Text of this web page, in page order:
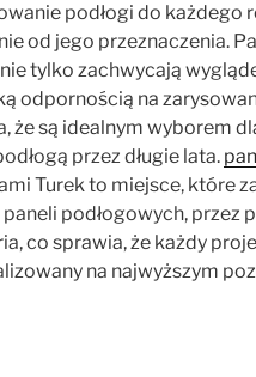
podłogi do każdego
od jego przeznaczenia.
tylko zachwycają
odpornością na
że są idealnym wyborem
przez długie lata.
Turek to miejsce, które
podłogowych, przez
co sprawia, że każdy
na najwyższym